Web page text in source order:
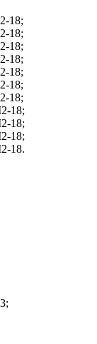
18;
18;
18;
18;
18;
18;
18;
18;
18;
18;
18.